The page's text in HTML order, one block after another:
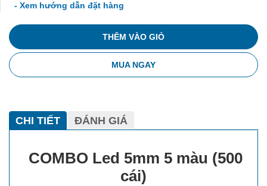
- Xem hướng dẫn đặt hàng
THÊM VÀO GIỎ
MUA NGAY
CHI TIẾT ĐÁNH GIÁ
COMBO Led 5mm 5 màu (500
cái)